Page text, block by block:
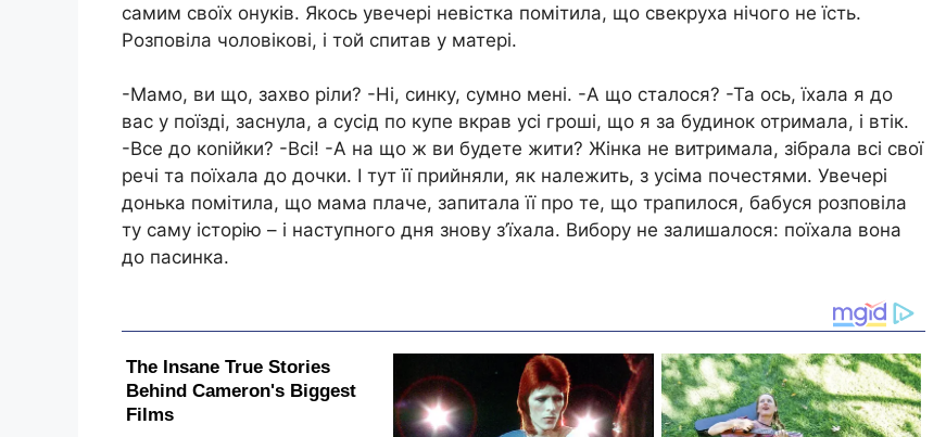
самим своїх онуків. Якось увечері невістка помітила, що свекруха нічого не їсть.
Розповіла чоловікові, і той спитав у матері.
-Мамо, ви що, захво ріли? -Ні, синку, сумно мені. -А що сталося? -Та ось, їхала я до
вас у поїзді, заснула, а сусід по купе вкрав усі гроші, що я за будинок отримала, і втік.
-Все до коnійки? -Всі! -А на що ж ви будете жити? Жінка не витримала, зібрала всі свої
речі та поїхала до дочки. І тут її прийняли, як належить, з усіма почестями. Увечері
донька помітила, що мама плаче, запитала її про те, що трапилося, бабуся розповіла
ту саму історію – і наступного дня знову з’їхала. Вибору не залишалося: поїхала вона
до пасинка.